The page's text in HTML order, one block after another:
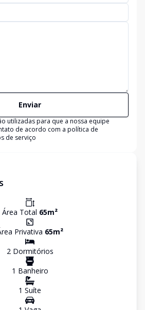
Enviar
utilizadas para que a nossa equipe
de acordo com a política de
de serviço
Área Total 65m²
Privativa 65m²
2Dormitórios
1 Banheiro
1 Suíte